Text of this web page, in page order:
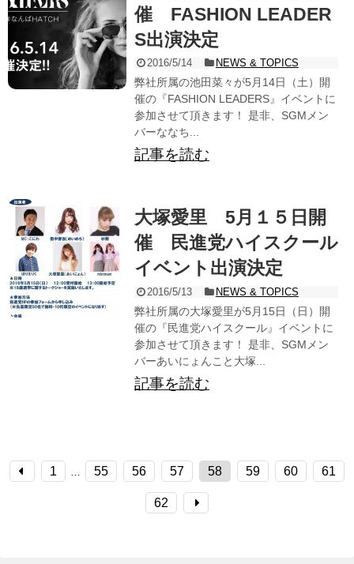
催 FASHION LEADER
S出演決定
2016/5/14 NEWS & TOPICS
弊社所属の池田菜々が5月14日（土）開
催の『FASHION LEADERS』イベントに
参加させて頂きます！ 是非、SGMメン
バーななち...
記事を読む
大塚愛里 5月１５日開
催 民進党ハイスクール
イベント出演決定
2016/5/13 NEWS & TOPICS
弊社所属の大塚愛里が5月15日（日）開
催の『民進党ハイスクール』イベントに
参加させて頂きます！ 是非、SGMメン
バーあいにょんこと大塚...
記事を読む
1 … 55 56 57 58 59 60 61
62